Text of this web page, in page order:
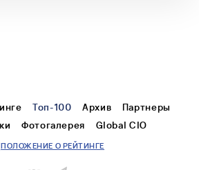
Топ-100 Архив
Партнеры
Фотогалерея Global CIO
ПОЛОЖЕНИЕ О РЕЙТИНГЕ